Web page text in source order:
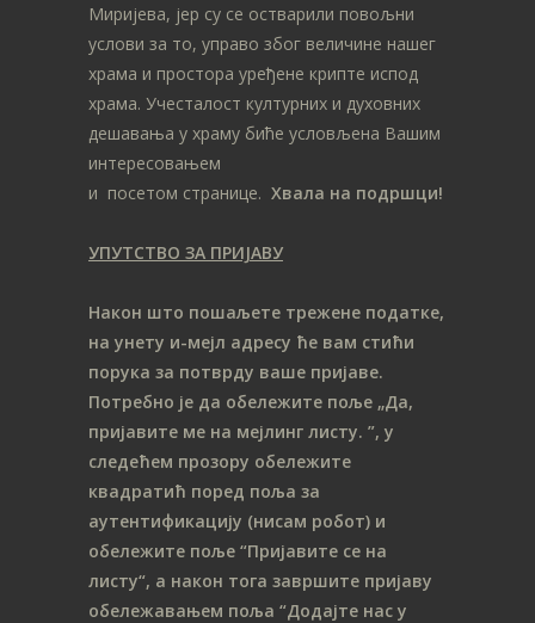
Миријева, јер су се остварили повољни
услови за то, управо због величине нашег
храма и простора уређене крипте испод
храма. Учесталост културних и духовних
дешавања у храму биће условљена Вашим
интересовањем
и посетом странице. Хвала на подршци!
УПУТСТВО ЗА ПРИЈАВУ
Након што пошаљете трежене податке,
на унету и-мејл адресу ће вам стићи
порука за потврду ваше пријаве.
Потребно је да обележите поље „Да,
пријавите ме на мeјлинг листу. ”, у
следећем прозору обележите
квадратић поред поља за
аутентификацију (нисам робот) и
обележите поље “Пријавите се на
листу“, а након тога завршите пријаву
обележавањем поља “Додајте нас у